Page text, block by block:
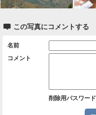
 この写真にコメントする
名前
コメント
削除用パスワード